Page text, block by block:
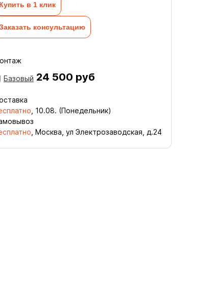
Купить в 1 клик
консультацию
Базовый 24 500 руб
10.08. (Понедельник)
, Москва, ул Электрозаводская, д.24